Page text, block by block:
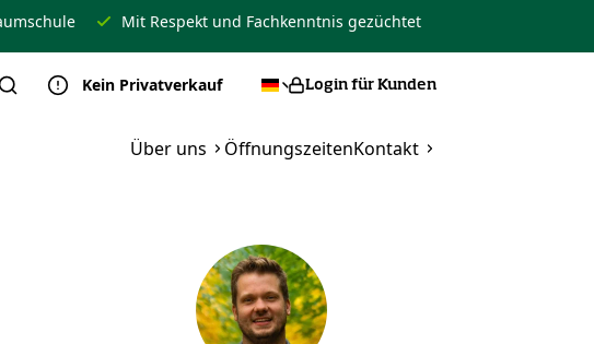
Mit Respekt und Fachkenntnis gezüchtet
Kein Privatverkauf Login für Kunden
Über uns ÖffnungszeitenKontakt